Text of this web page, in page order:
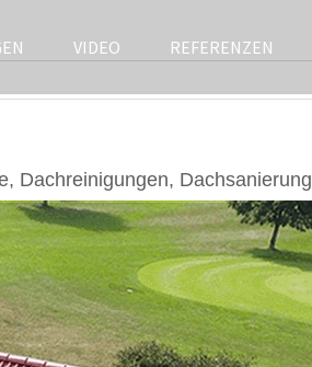
VIDEO REFERENZEN
Dachreinigungen, Dachsanierung